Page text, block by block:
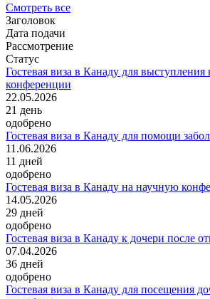
Смотреть все
Заголовок
Дата подачи
Рассмотрение
Статус
Гостевая виза в Канаду для
конференции
22.05.2026
21 день
одобрено
Гостевая виза в Канаду для помощи
11.06.2026
11 дней
одобрено
Гостевая виза в Канаду на научную
14.05.2026
29 дней
одобрено
Гостевая виза в Канаду к дочери после
07.04.2026
36 дней
одобрено
Гостевая виза в Канаду для посещения